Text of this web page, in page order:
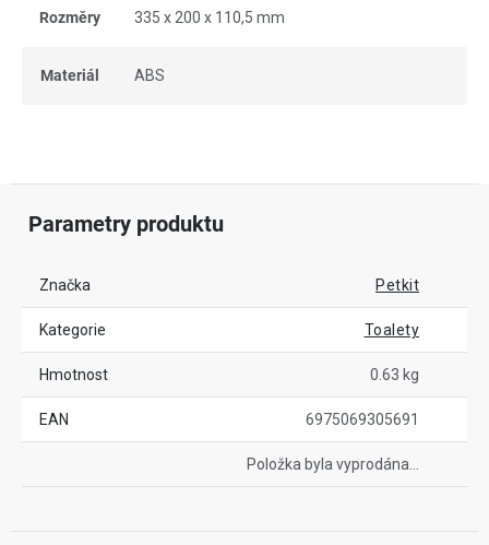
Rozměry 335 x 200 x 110,5 mm
Materiál ABS
Parametry produktu
Značka Petkit
Kategorie Toalety
Hmotnost 0.63 kg
EAN 6975069305691
Položka byla vyprodána…